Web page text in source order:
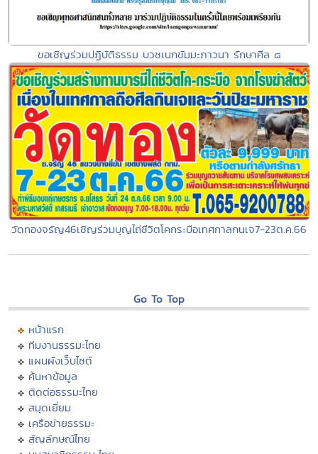
ขอเชิญร่วมปฏิบัติธรรม บวชเนกขัมมะภาวนา รักษาศีล ๘
วัดทองจรัญ46เชิญร่วมบุญไถ่ชีวิตโคกระบือเทศกาลกนเจ7-23ต.ค.66
Go To Top
หน้าแรก
ทีมงานธรรมะไทย
แผนผังเว็บไซต์
ค้นหาข้อมูล
ติดต่อธรรมะไทย
สมุดเยี่ยม
เครือข่ายธรรมะ
สัญลักษณ์ไทย